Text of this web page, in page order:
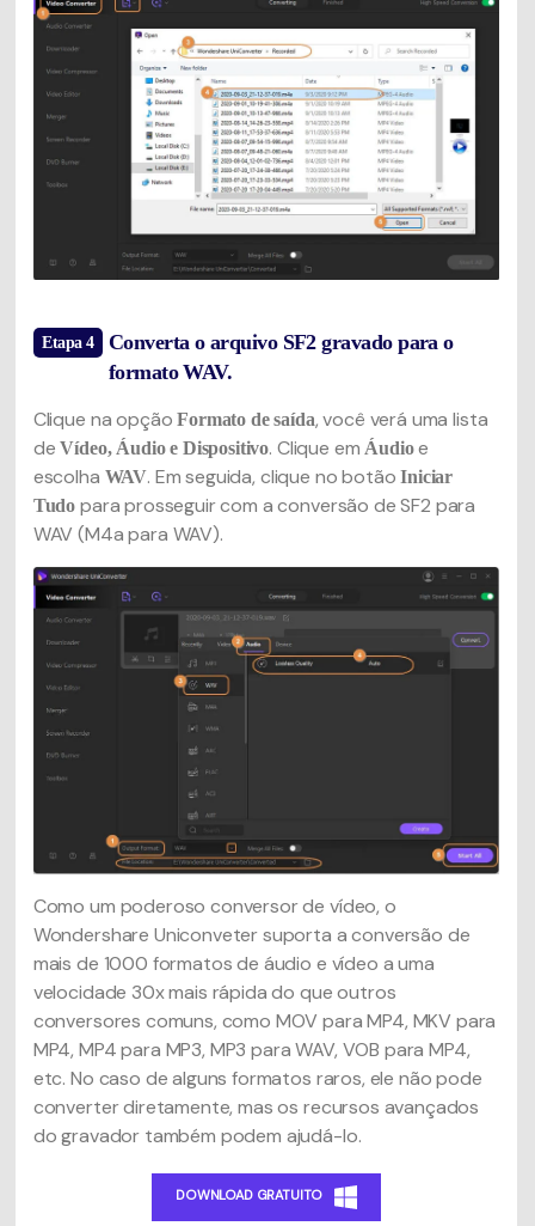
Etapa 4
Converta o arquivo SF2 gravado para o
formato WAV.
Clique na opçãoFormato de saída, você verá uma lista
deVídeo, Áudio e Dispositivo. Clique emÁudioe
escolha WAV. Em seguida, clique no botãoIniciar
Tudo para prosseguir com a conversão de SF2 para
WAV (M4a para WAV).
Como um poderoso conversor de vídeo, o
Wondershare Uniconveter suporta a conversão de
mais de 1000 formatos de áudio e vídeo a uma
velocidade 30x mais rápida do que outros
conversores comuns, como MOV para MP4, MKV para
MP4, MP4 para MP3, MP3 para WAV, VOB para MP4,
etc. No caso de alguns formatos raros, ele não pode
converter diretamente, mas os recursos avançados
do gravador também podem ajudá-lo.
DOWNLOAD GRATUITO